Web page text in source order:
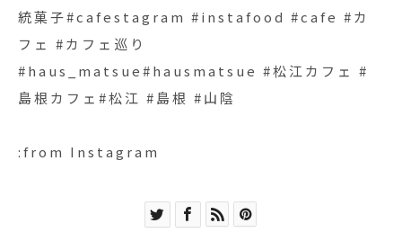
統菓子#cafestagram #instafood #cafe #カ
フェ #カフェ巡り
#haus_matsue#hausmatsue #松江カフェ #
島根カフェ#松江 #島根 #山陰
:from Instagram